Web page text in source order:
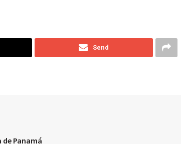
Send
Panamá